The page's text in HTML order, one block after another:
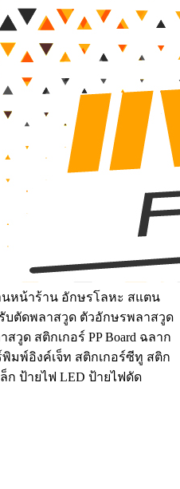
นหน้าร้าน อักษรโลหะ สแตน
บตัดพลาสวูด ตัวอักษรพลาสวูด
วูด สติกเกอร์ PP Board ฉลาก
มพ์อิงค์เจ็ท สติกเกอร์ซีทู สติก
ก ป้ายไฟ LED ป้ายไฟดัด